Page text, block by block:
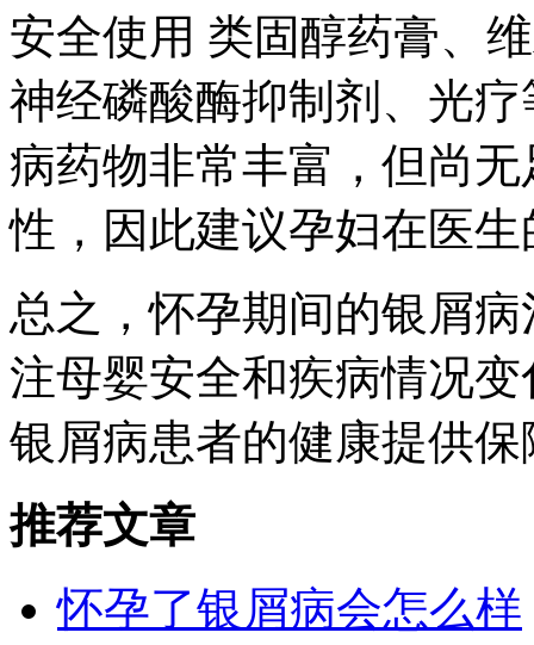
安全使用 类固醇药膏、
神经磷酸酶抑制剂、光
病药物非常丰富，但尚
性，因此建议孕妇在医
总之，怀孕期间的银屑
注母婴安全和疾病情况
银屑病患者的健康提供保
推荐文章
怀孕了银屑病会怎么样